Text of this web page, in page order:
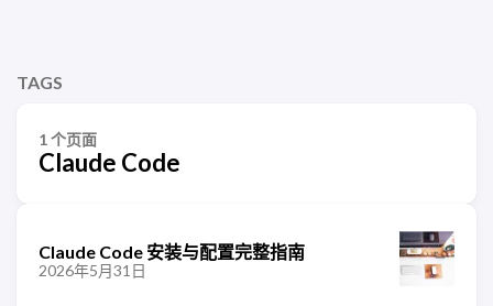
TAGS
1 个页面
Claude Code
Claude Code 安装与配置完整指南
2026年5月31日